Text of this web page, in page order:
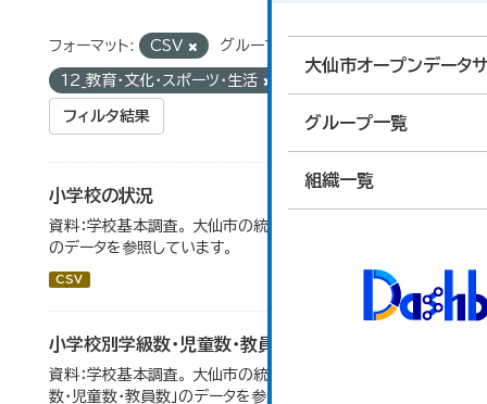
大仙市オープンデータ
グループ一覧
組織一覧
フォーマット: CSV グループ:
12_教育・文化・スポーツ・生活
フィルタ結果
小学校の状況
資料：学校基本調査。 大仙市の統計「14-3 小学校の状況」
のデータを参照しています。
CSV
小学校別学級数・児童数・教員数
資料：学校基本調査。 大仙市の統計「14-4 小学校別学級
数・児童数・教員数」のデータを参照しています。